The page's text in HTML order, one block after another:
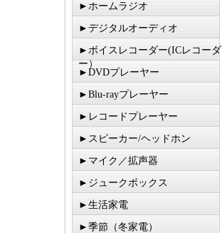
►ホームラジオ
►デジタルオーディオ
►ボイスレコーダー(ICレコーダ
ー）
►DVDプレーヤー
►Blu-rayプレーヤー
►レコードプレーヤー
►スピーカー/ヘッドホン
►マイク／拡声器
►ジュークボックス
►生活家電
►季節（冬家電）